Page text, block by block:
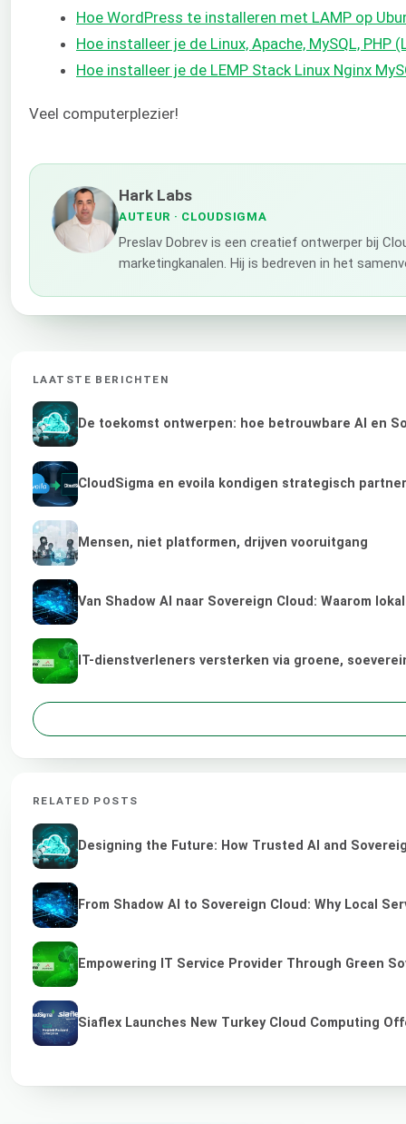
Hoe WordPress te installeren met LAMP op
Hoe installeer je de Linux, Apache, MySQL, PHP
Hoe installeer je de LEMP Stack Linux Nginx
Veel computerplezier!
Hark Labs
AUTEUR · CLOUDSIGMA
Preslav Dobrev is een creatief ontwerper bij
marketingkanalen. Hij is bedreven in het
LAATSTE BERICHTEN
De toekomst ontwerpen: hoe betrouwbare AI en
CloudSigma en evoila kondigen strategisch
Mensen, niet platformen, drijven vooruitgang
Van Shadow AI naar Sovereign Cloud: Waarom
IT-dienstverleners versterken via groene,
RELATED POSTS
Designing the Future: How Trusted AI and
From Shadow AI to Sovereign Cloud: Why Local
Empowering IT Service Provider Through Green
Siaflex Launches New Turkey Cloud Computing